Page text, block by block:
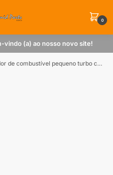
0
vindo (a) ao nosso novo site!
combustível pequeno turbo carburado beep turbo azul